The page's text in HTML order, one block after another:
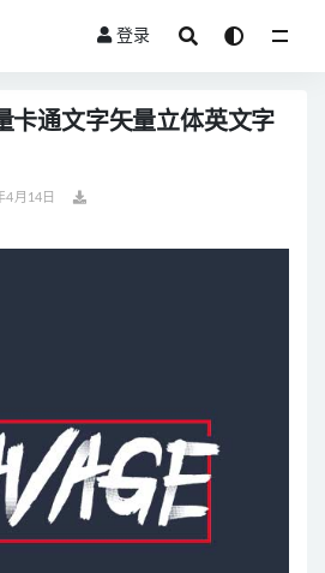
登录
卡通文字矢量立体英文字
4月14日